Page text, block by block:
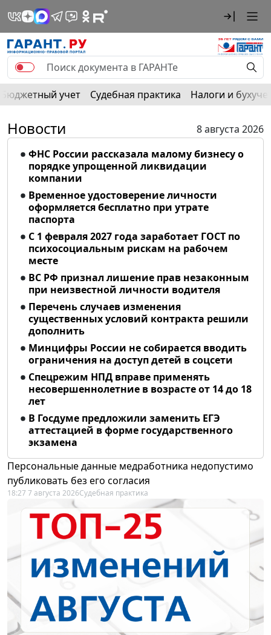
Бюджетный учет Судебная практика Налоги и
Новости
8 августа 2026
ФНС России рассказала малому бизнесу о
порядке упрощенной ликвидации
компании
Временное удостоверение личности
оформляется бесплатно при утрате
паспорта
С 1 февраля 2027 года заработает ГОСТ по
психосоциальным рискам на рабочем
месте
ВС РФ признал лишение прав незаконным
при неизвестной личности водителя
Перечень случаев изменения
существенных условий контракта решили
дополнить
Минцифры России не собирается вводить
ограничения на доступ детей в соцсети
Спецрежим НПД вправе применять
несовершеннолетние в возрасте от 14 до 18
лет
В Госдуме предложили заменить ЕГЭ
аттестацией в форме государственного
экзамена
Персональные данные медработника недопустимо
публиковать без его согласия
18:27 7 августа 2026Судебная практика